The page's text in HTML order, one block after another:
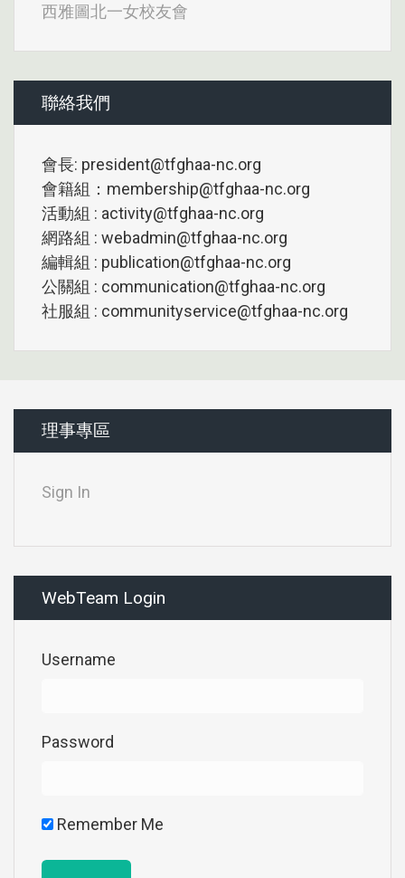
西雅圖北一女校友會
聯絡我們
會長: president@tfghaa-nc.org
會籍組：membership@tfghaa-nc.org
活動組 : activity@tfghaa-nc.org
網路組 : webadmin@tfghaa-nc.org
編輯組 : publication@tfghaa-nc.org
公關組 : communication@tfghaa-nc.org
社服組 : communityservice@tfghaa-nc.org
理事專區
Sign In
WebTeam Login
Username
Password
Remember Me